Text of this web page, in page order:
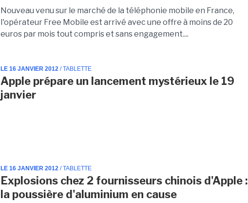
Nouveau venu sur le marché de la téléphonie mobile en France,
l'opérateur Free Mobile est arrivé avec une offre à moins de 20
euros par mois tout compris et sans engagement....
LE 16 JANVIER 2012 / TABLETTE
Apple prépare un lancement mystérieux le 19
janvier
LE 16 JANVIER 2012 / TABLETTE
Explosions chez 2 fournisseurs chinois d'Apple :
la poussière d'aluminium en cause